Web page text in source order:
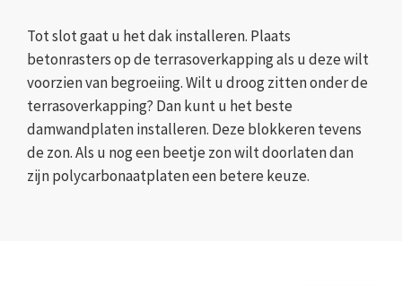
Tot slot gaat u het dak installeren. Plaats
betonrasters op de terrasoverkapping als u deze wilt
voorzien van begroeiing. Wilt u droog zitten onder de
terrasoverkapping? Dan kunt u het beste
damwandplaten installeren. Deze blokkeren tevens
de zon. Als u nog een beetje zon wilt doorlaten dan
zijn polycarbonaatplaten een betere keuze.